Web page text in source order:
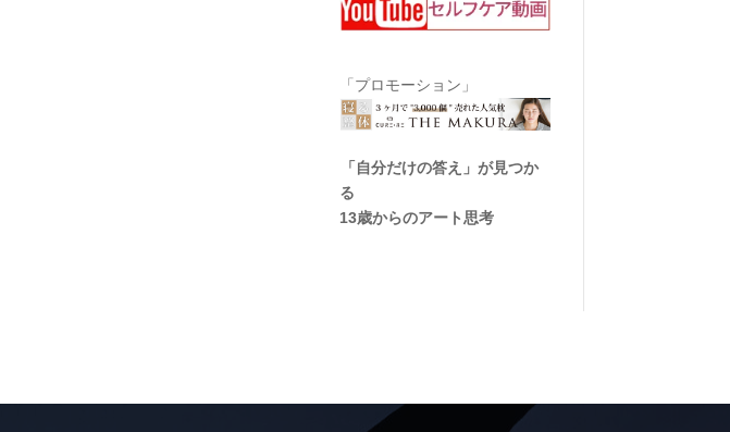
「プロモーション」
「自分だけの答え」が見つか
る
13歳からのアート思考